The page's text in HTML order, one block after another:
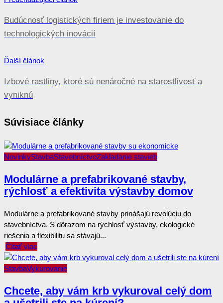
€39.00
Navigácia v článku
Predchádzajúci článok
Budúcnosť logistických firiem je investovanie do
Ďalší článok
Izbové rastliny, ktoré sú nenáročné na starostlivosť a
vyniknú
NovinkyStavbaStavebníctvoZakladanie stavieb
Modulárne a prefabrikované stavby,
rýchlosť a efektivita výstavby domov
Modulárne a prefabrikované stavby prinášajú revolúciu do